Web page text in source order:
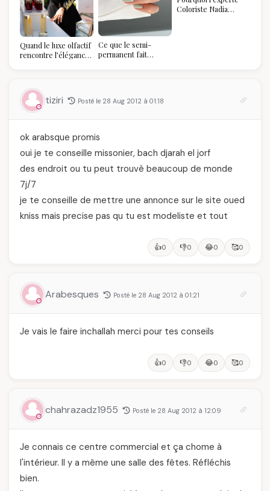
Quand le luxe olfactif
rencontre l’élégance
temps
Ce que le semi-
permanent fait
Coloriste Nadia
tiziri Posté le 28 Aug 2012 à 01:18
ok arabsque promis
oui je te conseille missonier, bach djarah el jorf
des endroit ou tu peut trouvè beaucoup de monde
7j/7
je te conseille de mettre une annonce sur le site oued
kniss mais precise pas qu tu est modeliste et tout
👍0 👎0 😂0 🥰0
Arabesques Posté le 28 Aug 2012 à 01:21
Je vais le faire inchallah merci pour tes conseils
👍0 👎0 😂0 🥰0
chahrazadz1955 Posté le 28 Aug 2012 à 12:09
Je connais ce centre commercial et ça chome à
l'intérieur. Il y a même une salle des fêtes. Réfléchis
bien.